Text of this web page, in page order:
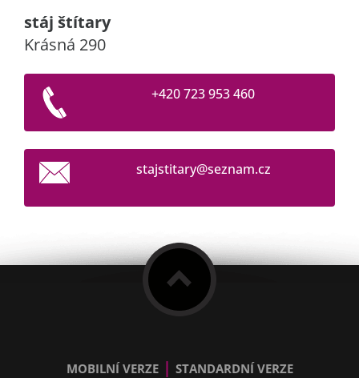
stáj štítary
Krásná 290
+420 723 953 460
stajstitary@seznam.cz
MOBILNÍ VERZE | STANDARDNÍ VERZE